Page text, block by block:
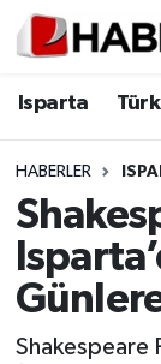
Isparta
HABERLER
Shakespeare
Isparta
Esnaf
ASAYİŞ
BİLİM VE
Isparta
Isparta
Süper Lig
Tüm